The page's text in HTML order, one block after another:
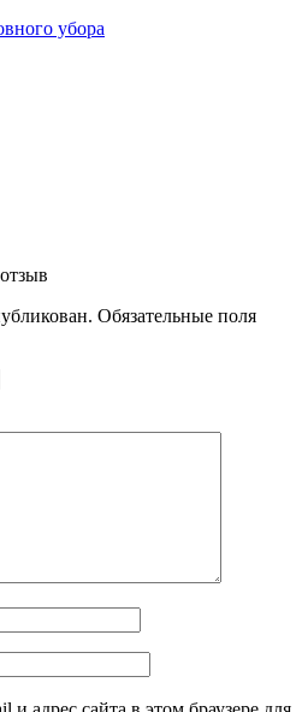
убора
Обязательные поля